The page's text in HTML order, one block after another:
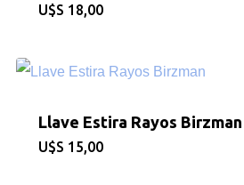
$ 18,00
Llave Estira Rayos Birzman
$ 15,00